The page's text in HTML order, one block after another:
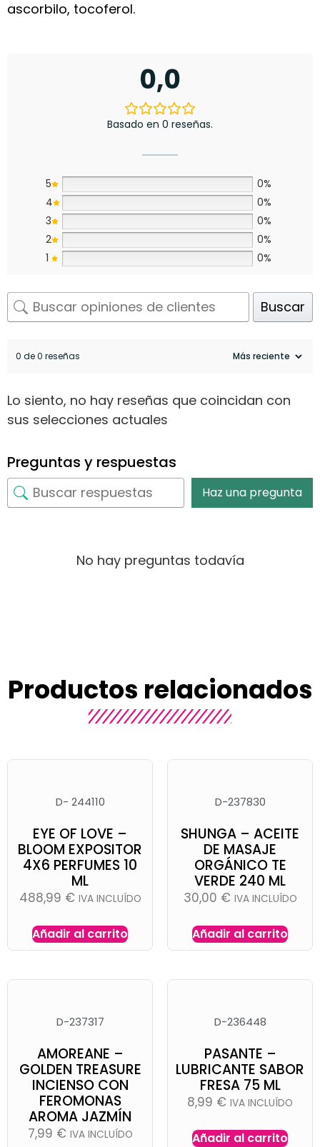
ascorbilo, tocoferol.
0,0
Basado en 0 reseñas.
5
0%
4
0%
3
0%
2
0%
1
0%
Buscar
0 de 0 reseñas
Lo siento, no hay reseñas que coincidan con
sus selecciones actuales
Preguntas y respuestas
Haz una pregunta
No hay preguntas todavía
Productos relacionados
D- 244110
EYE OF LOVE –
BLOOM EXPOSITOR
4X6 PERFUMES 10
ML
488,99 € IVA INCLUÍDO
Añadir al carrito
D-237830
SHUNGA – ACEITE
DE MASAJE
ORGÁNICO TE
VERDE 240 ML
30,00 € IVA INCLUÍDO
Añadir al carrito
D-237317
AMOREANE –
GOLDEN TREASURE
INCIENSO CON
FEROMONAS
AROMA JAZMÍN
7,99 € IVA INCLUÍDO
D-236448
PASANTE –
LUBRICANTE SABOR
FRESA 75 ML
8,99 € IVA INCLUÍDO
Añadir al carrito